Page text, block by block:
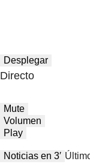
Desplegar
Directo
Mute
Volumen
Play
Noticias en 3′